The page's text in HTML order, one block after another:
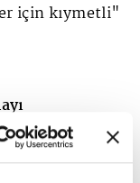
için kıymetli"